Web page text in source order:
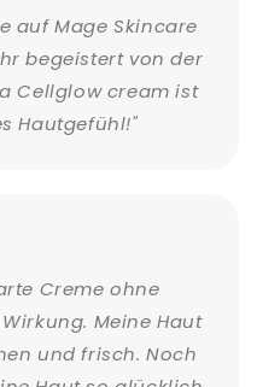
auf Mage Skincare
begeistert von der
Cellglow cream ist
Hautgefühl!"
Creme ohne
Meine Haut
und frisch. Noch